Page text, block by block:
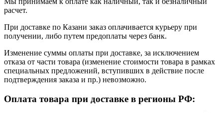
расчет.
При доставке по Казани заказ оплачивается курьеру при
получении, либо путем предоплаты через банк.
Изменение суммы оплаты при доставке, за исключением
отказа от части товара (изменение стоимости товара в рамках
специальных предложений, вступивших в действие после
подтверждения заказа и пр.) невозможно.
Оплата товара при доставке в регионы РФ: